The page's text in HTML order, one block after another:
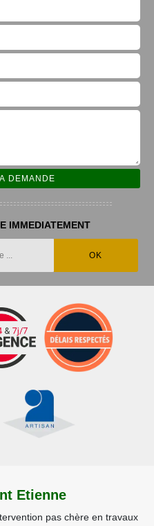
IMMEDIATEMENT
Etienne
pas chère en travaux